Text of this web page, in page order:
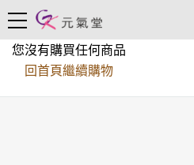
您沒有購買任何商品
回首頁繼續購物